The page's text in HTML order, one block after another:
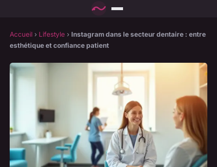
Accueil › Lifestyle › Instagram dans le secteur dentaire : entre
esthétique et confiance patient